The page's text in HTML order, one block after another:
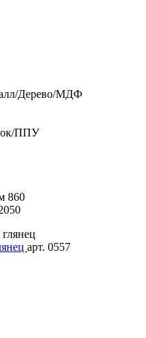
Дерево/МДФ
ППУ
860
арт. 0557